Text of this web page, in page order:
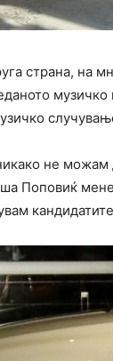
страна, на
не можам
Поповиќ